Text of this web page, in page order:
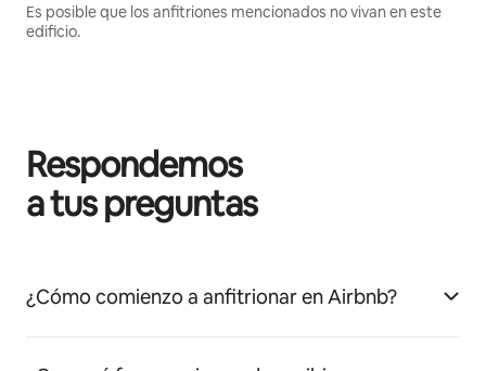
Es posible que los anfitriones mencionados no vivan en este
edificio.
Respondemos
a tus preguntas
¿Cómo comienzo a anfitrionar en Airbnb?